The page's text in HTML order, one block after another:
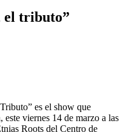
el tributo”
es el show que
viernes 14 de marzo a las
Roots del Centro de